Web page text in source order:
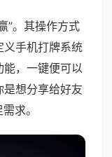
”。其操作方式
义手机打牌系统
，一键便可以
想分享给好友
求。